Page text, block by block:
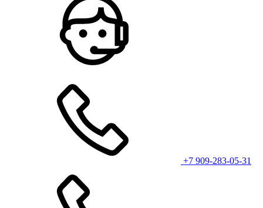
+7 909-283-05-31